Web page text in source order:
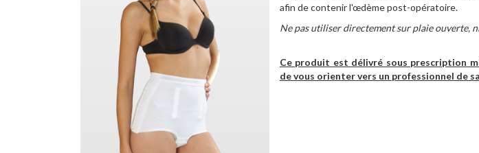
afin de contenir l'œdème post-opératoire.
Ne pas utiliser directement sur plaie ouverte,
Ce produit est délivré sous prescription
de vous orienter vers un professionnel de